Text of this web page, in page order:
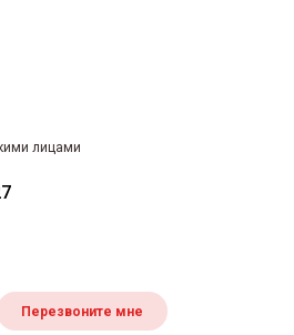
лицами
Перезвоните мне